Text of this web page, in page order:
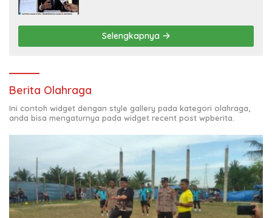
Selengkapnya
Berita Olahraga
Ini contoh widget dengan style gallery pada kategori olahraga,
anda bisa mengaturnya pada widget recent post wpberita.